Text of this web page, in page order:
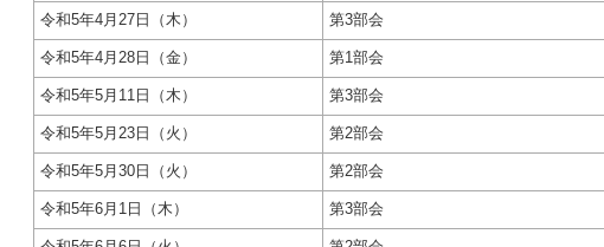
令和5年4月27日（木） 第3部会
令和5年4月28日（金） 第1部会
令和5年5月11日（木） 第3部会
令和5年5月23日（火） 第2部会
令和5年5月30日（火） 第2部会
令和5年6月1日（木） 第3部会